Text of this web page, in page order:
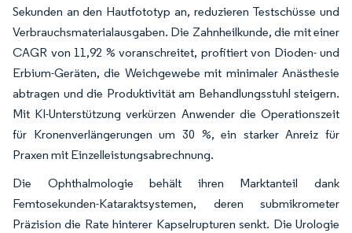
Sekunden an den Hautfototyp an, reduzieren Testschüsse und
Verbrauchsmaterialausgaben. Die Zahnheilkunde, die mit einer
CAGR von 11,92 % voranschreitet, profitiert von Dioden- und
Erbium-Geräten, die Weichgewebe mit minimaler Anästhesie
abtragen und die Produktivität am Behandlungsstuhl steigern.
Mit KI-Unterstützung verkürzen Anwender die Operationszeit
für Kronenverlängerungen um 30 %, ein starker Anreiz für
Praxen mit Einzelleistungsabrechnung.
Die Ophthalmologie behält ihren Marktanteil dank
Femtosekunden-Kataraktsystemen, deren submikrometer
Präzision die Rate hinterer Kapselrupturen senkt. Die Urologie